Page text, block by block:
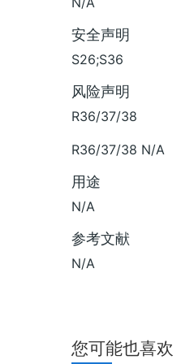
安全声明
S26;S36
风险声明
R36/37/38
R36/37/38 N/A
用途
N/A
参考文献
N/A
您可能也喜欢